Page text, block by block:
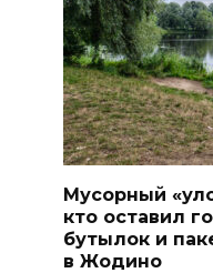
Мусорный
кто оставил
бутылок и
в Жодино